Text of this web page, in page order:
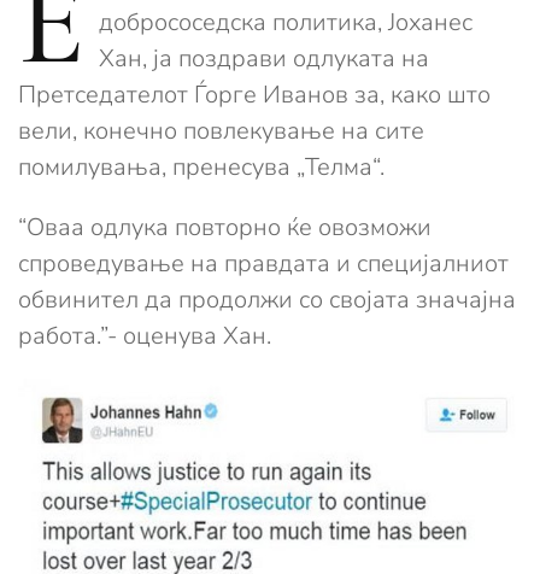
добрососедска политика, Јоханес
Хан, ја поздрави одлуката на
Претседателот Ѓорге Иванов за, како што
вели, конечно повлекување на сите
помилувања, пренесува „Телма“.
“Оваа одлука повторно ќе овозможи
спроведување на правдата и специјалниот
обвинител да продолжи со својата значајна
работа.”- оценува Хан.